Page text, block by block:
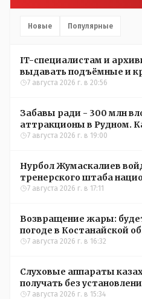
Новые Популярные
IT-специалистам и
выдавать подъёмные и
сёлах Казахстана
7 августа 2026 г. в 20:56
Забавы ради - 300 млн
аттракционы в Рудном.
окупятся?
7 августа 2026 г. в 19:00
Нурбол Жумаскалиев
тренерского штаба
Казахстана по футболу
7 августа 2026 г. в 17:11
Возвращение жары:
погоде в Костанайской
7 августа 2026 г. в 16:32
Слуховые аппараты
получать без
7 августа 2026 г. в 15:34